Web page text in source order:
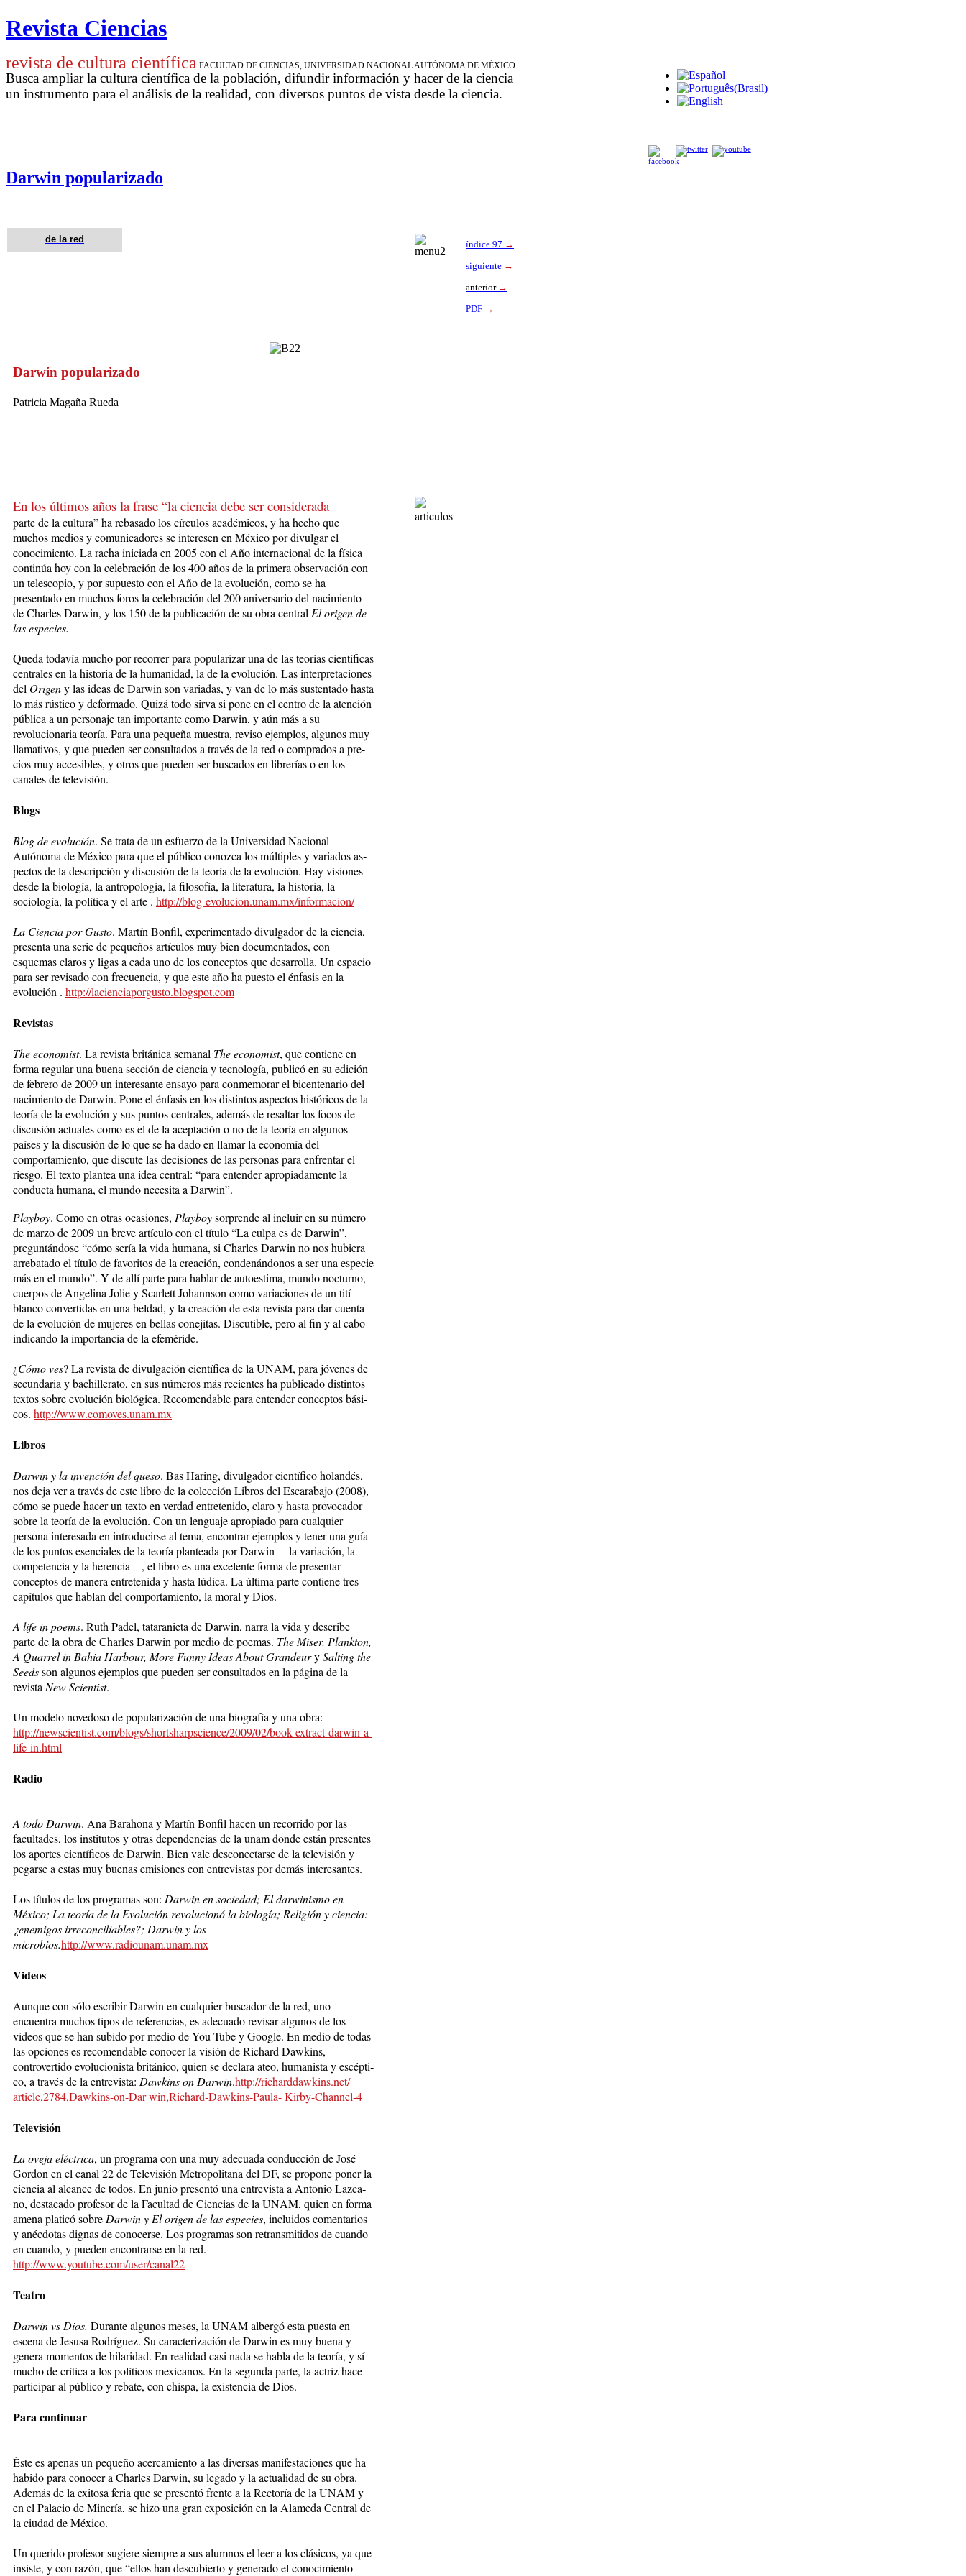
Revista Ciencias
revista de cultura científica FACULTAD DE CIENCIAS, UNIVERSIDAD NACIONAL AUTÓNOMA DE MÉXICO
Busca ampliar la cultura científica de la población, difundir información y hacer de la ciencia
un instrumento para el análisis de la realidad, con diversos puntos de vista desde la ciencia.
Darwin popularizado
de la red índice 97 →
siguiente →
anterior →
PDF →
Darwin popularizado
Patricia Magaña Rueda
En los últimos años la frase “la ciencia debe ser considerada
par­te de la cultura” ha rebasado los círculos académicos, y ha hecho que
muchos medios y comunicadores se interesen en México por divulgar el
conocimiento. La racha iniciada en 2005 con el Año internacional de la física
continúa hoy con la celebración de los 400 años de la primera ob­ser­vación con
un telescopio, y por supuesto con el Año de la evolución, como se ha
presentado en muchos foros la ce­lebración del 200 aniversario del nacimiento
de Charles Dar­win, y los 150 de la pu­bli­ca­ción de su obra central El origen de
las especies.
Queda todavía mucho por re­correr para popularizar una de las teorías científicas
cen­tra­les en la historia de la hu­ma­ni­dad, la de la evolución. Las interpretaciones
del Origeny las ideas de Darwin son variadas, y van de lo más sustentado hasta
lo más rústico y deformado. Quizá todo sirva si pone en el centro de la aten­ción
pública a un personaje tan importante como Darwin, y aún más a su
revolucionaria teoría. Para una pequeña mues­tra, reviso ejemplos, al­gu­nos muy
llamativos, y que pue­den ser consultados a través de la red o comprados a pre­
cios muy accesibles, y otros que pueden ser bus­ca­dos en librerías o en los
canales de televisión.
Blogs
Blog de evolución. Se trata de un esfuerzo de la Universidad Nacional
Autónoma de México para que el público conozca los múltiples y variados as­
pec­tos de la descripción y dis­cusión de la teoría de la evolu­ción. Hay visiones
desde la biología, la antropología, la filosofía, la literatura, la historia, la
sociología, la política y el arte . http://blog-evolucion.unam.mx/informacion/
La Ciencia por Gusto. Mar­tín Bon­fil, experimentado divul­gador de la ciencia,
presenta una serie de pequeños artícu­los muy bien documentados, con
esquemas claros y ligas a cada uno de los conceptos que desarrolla. Un espacio
­para ser re­vi­sado con frecuencia, y que este año ha puesto el én­fasis en la
evolución . http://lacienciaporgusto.blogspot.com
Revistas
The economist. La revista británica semanal The economist, que contiene en
forma regular una buena sección de ciencia y tecnología, publicó en su edición
de febrero de 2009 un interesante ensayo para conmemorar el bicentenario del
nacimiento de Darwin. Pone el énfasis en los distintos aspectos históricos de la
teoría de la evolución y sus puntos centrales, además de resaltar los focos de
discusión actuales como es el de la aceptación o no de la teoría en algunos
países y la discusión de lo que se ha dado en llamar la economía del
comportamiento, que discute las decisiones de las personas para enfrentar el
riesgo. El texto plantea una idea central: “para entender apropiadamente la
conducta humana, el mundo necesita a Darwin”.
Playboy. Como en otras oca­siones, Playboysorprende al in­cluir en su número
de mar­zo de 2009 un breve artículo con el título “La culpa es de Dar­win”,
preguntándose “cómo sería la vida humana, si Charles Darwin no nos hubiera
arre­batado el título de favoritos de la creación, condenándonos a ser una especie
más en el mundo”. Y de allí parte para hablar de autoestima, mun­do nocturno,
cuerpos de Angelina Jolie y Scarlett Johannson ­co­mo variaciones de un tití
blan­co convertidas en una bel­dad, y la creación de esta re­vis­ta para dar cuenta
de la evolución de mujeres en bellas conejitas. Discutible, pero al fin y al cabo
indicando la importancia de la efeméride.
¿Cómo ves? La revista de divulgación científica de la UNAM, para jóvenes de
secun­da­ria y bachillerato, en sus nú­me­ros más recientes ha publicado distintos
textos sobre evolución biológica. Recomen­dable para entender conceptos bási­
cos. http://www.comoves.unam.mx
Libros
Darwin y la invención del queso. Bas Haring, divulgador cien­tífico holandés,
nos deja ver a través de este libro de la colección Libros del Es­ca­ra­ba­jo (2008),
cómo se puede ha­cer un texto en verdad en­tre­te­ni­do, claro y hasta provo­ca­dor
sobre la teoría de la evo­lu­ción. Con un lenguaje apropiado para cualquier
persona interesada en introducirse al tema, encontrar ejemplos y tener una guía
de los puntos esenciales de la teoría plan­tea­da por Darwin —la variación, la
competencia y la herencia—, el libro es una excelente forma de presentar
conceptos de ma­ne­ra entretenida y hasta lúdica. La última parte contiene tres
capítulos que hablan del comportamiento, la moral y Dios.
A life in poems. Ruth Padel, ta­taranieta de Darwin, narra la vi­da y describe
parte de la obra de Charles Darwin por me­dio de poemas. The Mi­ser, Plankton,
A Quarrel in Ba­hia Harbour, More Funny Ideas About GrandeurySalting the
Seedsson algunos ejemplos que pueden ser consultados en la página de la
revista New Scien­tist.
Un modelo novedoso de popularización de una bio­gra­fía y una obra:
http://newscientist.com/blogs/shortsharpscience/2009/02/book-extract-darwin-a-
life-in.html
Radio
A todo Darwin. Ana Barahona y Martín Bonfil hacen un recorrido por las
facultades, los institutos y otras dependencias de la unam donde están presentes
los aportes científicos de Darwin. Bien vale desconec­tarse de la televisión y
pegarse a estas muy buenas emisiones con entrevistas por demás interesantes.
Los títulos de los programas son: Darwin en sociedad; El darwinismo en
México; La teo­ría de la Evolución revo­lu­cio­nó la biología; Religión y cien­cia:
¿enemigos irreconciliables?; Darwin y los
microbios.http://www.radiounam.unam.mx
Videos
Aunque con sólo escribir Dar­win en cualquier buscador de la red, uno
encuentra muchos tipos de referencias, es adecua­do revisar algunos de los
videos que se han subido por medio de You Tube y Google. En medio de todas
las opciones es recomendable conocer la visión de Richard Dawkins,
controvertido evolu­cio­nis­ta británico, quien se de­cla­ra ateo, humanista y escép­ti­
co, a través de la entrevista: Dawkins on Darwin.http://richarddawkins.net/
article,2784,Dawkins-on-Dar win,Richard-Dawkins-Paula- Kirby-Channel-4
Televisión
La oveja eléctrica, un programa con una muy adecuada con­duc­ción de José
Gordon en el ca­nal 22 de Televisión Metropolitana del DF, se propone poner la
ciencia al alcan­ce de to­dos. En junio presentó una entrevista a Antonio Laz­ca­
no, des­tacado profesor de la Facultad de Ciencias de la UNAM, quien en forma
amena platicó sobre Darwin y El ori­gen de las especies, incluidos comen­tarios
y anécdotas dignas de co­no­cer­se. Los pro­gra­mas son retransmitidos de cuan­do
en cuan­do, y pueden encontrarse en la red.
http://www.youtube.com/user/canal22
Teatro
Darwin vs Dios. Durante algunos meses, la UNAM albergó esta puesta en
escena de Jesusa Rodríguez. Su caracteriza­ción de Darwin es muy buena y
genera momentos de hilaridad. En realidad casi nada se habla de la teoría, y sí
mucho de crítica a los políticos mexi­ca­nos. En la segunda parte, la ac­triz hace
participar al público y rebate, con chispa, la exis­ten­cia de Dios.
Para continuar
Éste es apenas un pequeño acercamiento a las diversas ma­nifestaciones que ha
habido para conocer a Charles Darwin, su legado y la actualidad de su obra.
Además de la exitosa feria que se presentó frente a la Rectoría de la UNAM y
en el Palacio de Minería, se hizo una gran exposición en la Alameda Central de
la ciudad de México.
Un querido profesor su­gie­re siempre a sus alumnos el leer a los clásicos, ya que
insiste, y con razón, que “ellos han des­cubierto y generado el ­conocimiento